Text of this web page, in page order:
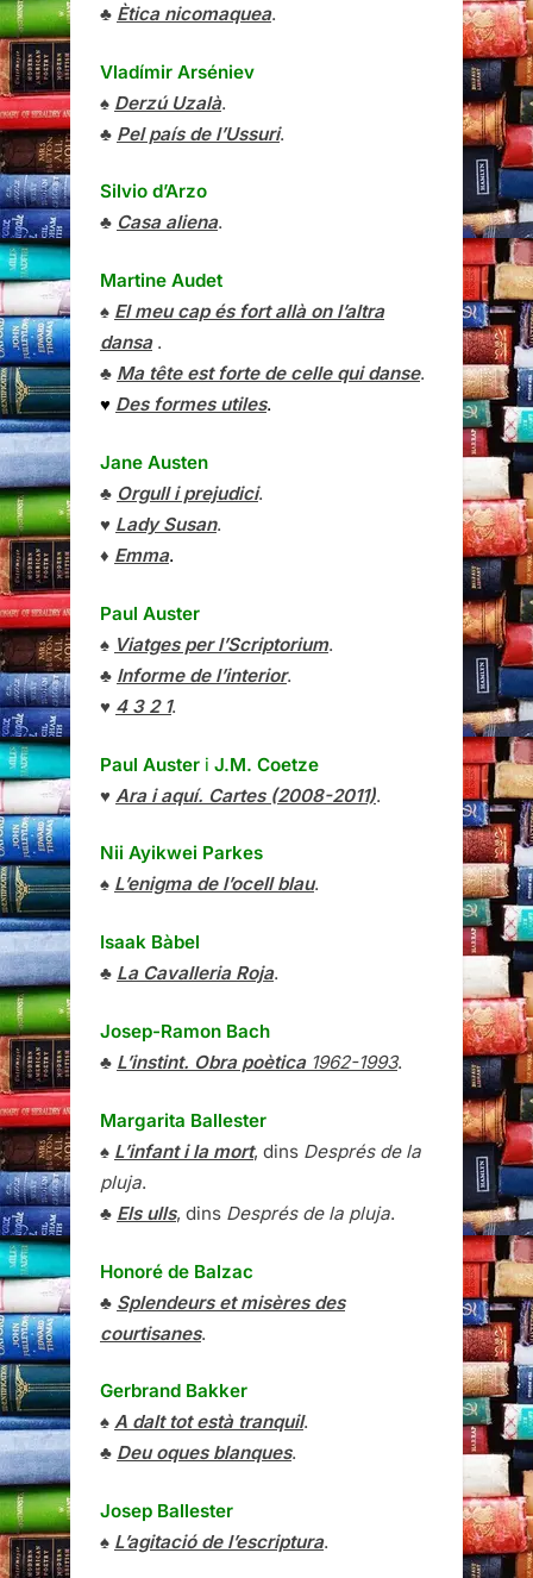
♣ Ètica nicomaquea.
Vladímir Arséniev
♠ Derzú Uzalà.
♣ Pel país de l’Ussuri.
Silvio d’Arzo
♣ Casa aliena.
Martine Audet
♠ El meu cap és fort allà on l’altra
dansa.
♣ Ma tête est forte de celle qui danse.
♥ Des formes utiles.
Jane Austen
♣ Orgull i prejudici.
♥ Lady Susan.
♦ Emma.
Paul Auster
♠ Viatges per l’Scriptorium.
♣ Informe de l’interior.
♥ 4 3 2 1.
Paul Auster i J.M. Coetze
♥ Ara i aquí. Cartes (2008-2011).
Nii Ayikwei Parkes
♠ L’enigma de l’ocell blau.
Isaak Bàbel
♣ La Cavalleria Roja.
Josep-Ramon Bach
♣ L’instint. Obra poètica1962-1993.
Margarita Ballester
♠ L’infant i la mort, dins Després de la
pluja.
♣ Els ulls, dins Després de la pluja.
Honoré de Balzac
♣ Splendeurs et misères des
courtisanes.
Gerbrand Bakker
♠ A dalt tot està tranquil.
♣ Deu oques blanques.
Josep Ballester
♠ L’agitació de l’escriptura.